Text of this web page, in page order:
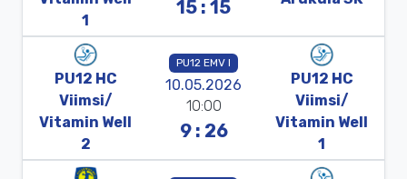
1
15 : 15
PU12 HC
Viimsi/
Vitamin Well
2
PU12 EMV I
10.05.2026
10:00
9 : 26
PU12 HC
Viimsi/
Vitamin Well
1